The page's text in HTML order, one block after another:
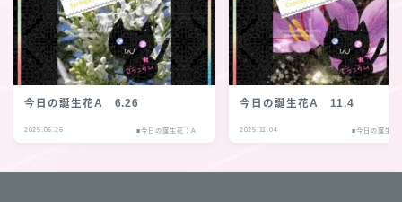
今日の誕生花A 6.26
2025.06.26 ■今日の誕生花：A
今日の誕生花A 11.4
2025.11.04 ■今日の誕生花